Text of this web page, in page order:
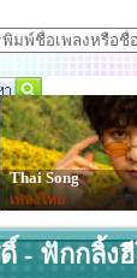
Thai Song
เพลงไทย
- ฟักกลิ้ง